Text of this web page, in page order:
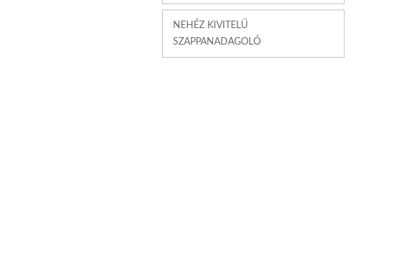
NEHÉZ KIVITELŰ
SZAPPANADAGOLÓ